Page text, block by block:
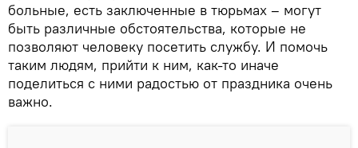
больные, есть заключенные в тюрьмах – могут
быть различные обстоятельства, которые не
позволяют человеку посетить службу. И помочь
таким людям, прийти к ним, как-то иначе
поделиться с ними радостью от праздника очень
важно.